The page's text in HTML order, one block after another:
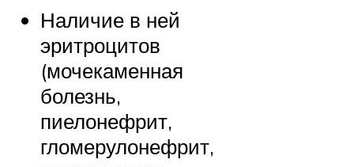
Наличие в ней
эритроцитов
(мочекаменная
болезнь,
пиелонефрит,
гломерулонефрит,